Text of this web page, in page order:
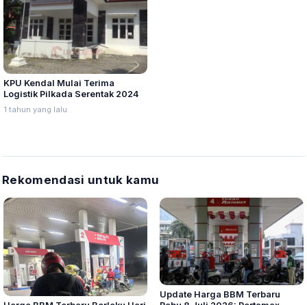
KPU Kendal Mulai Terima
Logistik Pilkada Serentak 2024
1 tahun yang lalu
Rekomendasi untuk kamu
Update Harga BBM Terbaru